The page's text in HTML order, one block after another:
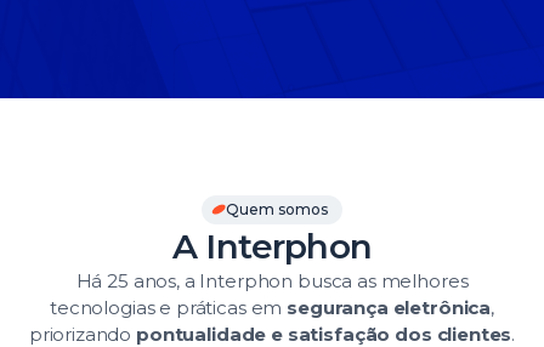
Quem somos
A Interphon
Há 25 anos, a Interphon busca as melhores
tecnologias e práticas em segurança eletrônica,
priorizando pontualidade e satisfação dos clientes.